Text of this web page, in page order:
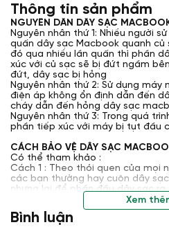
Thông tin sản phẩm
NGUYÊN DÂN DÂY SẠC
Nguyên nhân thứ 1: Nhiều người
quấn dây sạc Macbook quanh
đó qua nhiều lần quấn thì phần
xúc với củ sạc sẽ bị đứt ngầm
đứt, dây sạc bị hỏng
Nguyên nhân thứ 2: Sử dụng
điện áp không ổn định dẫn đến
cháy dẫn đến hỏng dây sạc
Nguyên nhân thứ 3: Trong quá
phần tiếp xúc với máy bị tụt đầu
CÁCH BẢO VỆ DÂY SẠC
Có thể tham khảo :
Cách 1 : Theo thói quen của mọi
các bạn thường hay cuộn dây
nhưng lại để phần đầu dây sạc
nên nhiều lần như thế sẽ dẫy
ngầm từ trong ra dẫn đến dây
nữa cho dù củ sạc của bạn
Xem
Bình luận